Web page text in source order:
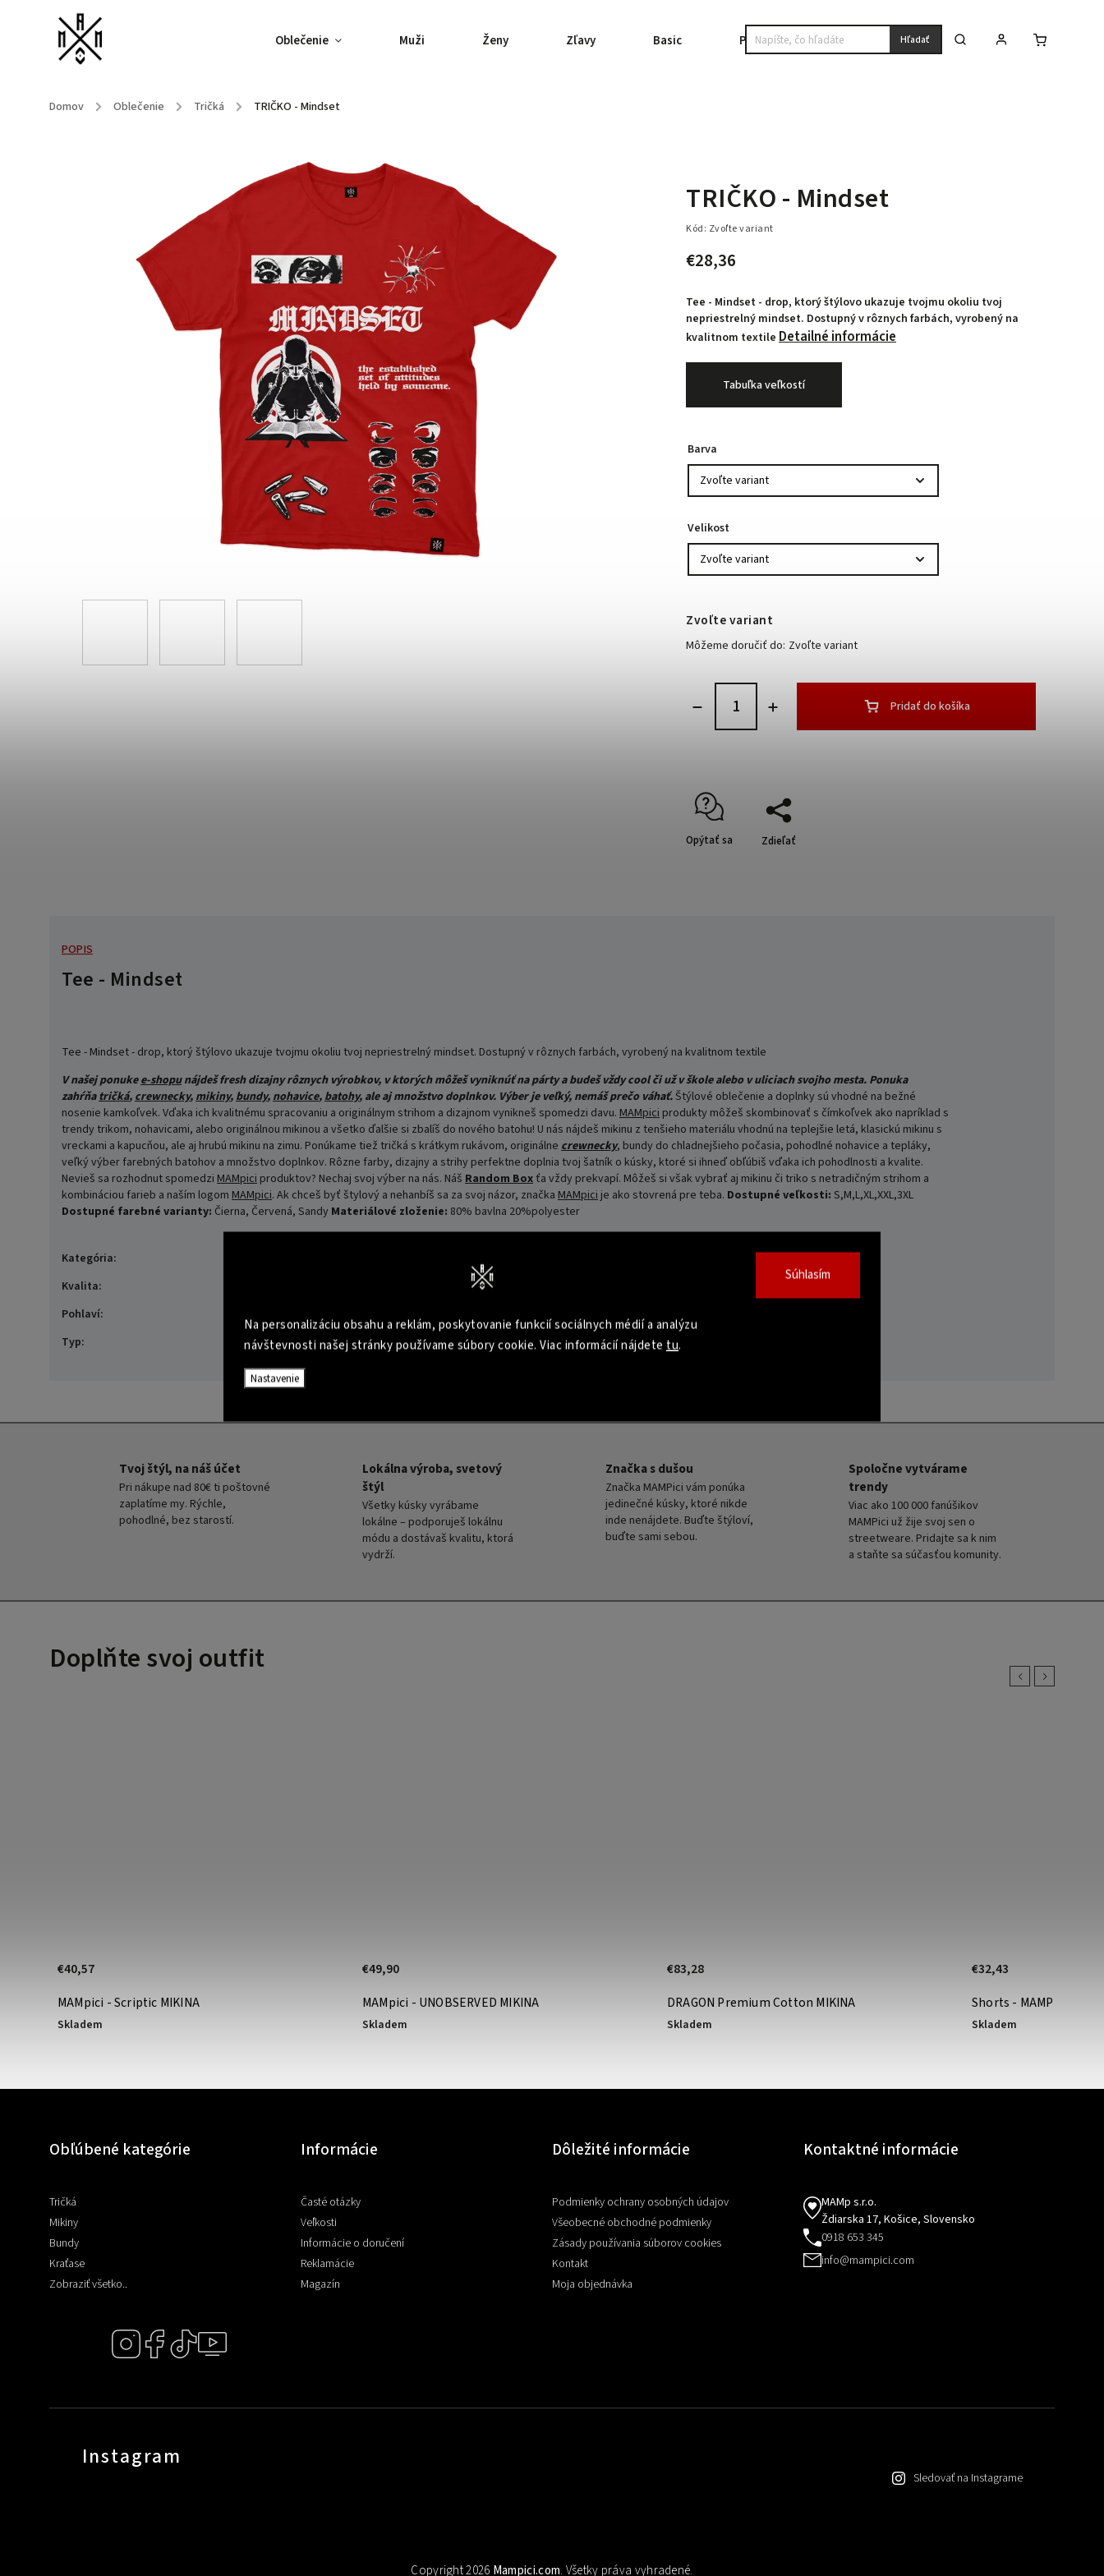
Na personalizáciu obsahu a reklám, poskytovanie funkcií sociálnych médií a analýzu
návštevnosti našej stránky používame súbory cookie. Viac informácií nájdete tu.
Nastavenie
Súhlasím
Hľadať
Oblečenie Muži Ženy Zľavy Basic Premium
Domov / Oblečenie / Tričká / TRIČKO - Mindset
TRIČKO - Mindset
Kód: Zvoľte variant
€28,36
Tee - Mindset - drop, ktorý štýlovo ukazuje tvojmu okoliu tvoj
nepriestrelný mindset. Dostupný v rôznych farbách, vyrobený na
kvalitnom textile Detailné informácie
Tabuľka veľkostí
Barva
Velikost
Zvoľte variant
Môžeme doručiť do: Zvoľte variant
Pridať do košíka
Opýtať sa Zdieľať
POPIS
Tee - Mindset
Tee - Mindset - drop, ktorý štýlovo ukazuje tvojmu okoliu tvoj nepriestrelný mindset. Dostupný v rôznych farbách, vyrobený na kvalitnom textile
V našej ponukee-shopunájdeš fresh dizajny rôznych výrobkov, v ktorých môžeš vyniknúť na párty a budeš vždy cool či už v škole alebo v uliciach svojho mesta. Ponuka
zahŕňatričká, crewnecky, mikiny, bundy, nohavice, batohy, ale aj množstvo doplnkov. Výber je veľký, nemáš prečo váhať.Štýlové oblečenie a doplnky sú vhodné na bežné
nosenie kamkoľvek. Vďaka ich kvalitnému spracovaniu a originálnym strihom a dizajnom vynikneš spomedzi davu. MAMpici produkty môžeš skombinovať s čímkoľvek ako napríklad s
trendy trikom, nohavicami, alebo originálnou mikinou a všetko ďalšie si zbalíš do nového batohu! U nás nájdeš mikinu z tenšieho materiálu vhodnú na teplejšie letá, klasickú mikinu s
vreckami a kapucňou, ale aj hrubú mikinu na zimu. Ponúkame tiež tričká s krátkym rukávom, originálne crewnecky, bundy do chladnejšieho počasia, pohodlné nohavice a tepláky,
veľký výber farebných batohov a množstvo doplnkov. Rôzne farby, dizajny a strihy perfektne doplnia tvoj šatník o kúsky, ktoré si ihneď obľúbiš vďaka ich pohodlnosti a kvalite.
Nevieš sa rozhodnut spomedzi MAMpici produktov? Nechaj svoj výber na nás. Náš Random Box ťa vždy prekvapí. Môžeš si však vybrať aj mikinu či triko s netradičným strihom a
kombináciou farieb a naším logom MAMpici. Ak chceš byť štylový a nehanbíš sa za svoj názor, značka MAMpici je ako stovrená pre teba. Dostupné veľkosti: S,M,L,XL,XXL,3XL
Dostupné farebné varianty: Čierna, Červená, Sandy Materiálové zloženie: 80% bavlna 20%polyester
Kategória:
Kvalita:
Pohlaví:
Typ: FASHION
Tvoj štýl, na náš účet
Pri nákupe nad 80€ ti poštovné
zaplatíme my. Rýchle,
pohodlné, bez starostí.
Lokálna výroba, svetový
štýl
Všetky kúsky vyrábame
lokálne – podporuješ lokálnu
módu a dostávaš kvalitu, ktorá
vydrží.
Značka s dušou
Značka MAMPici vám ponúka
jedinečné kúsky, ktoré nikde
inde nenájdete. Buďte štýloví,
buďte sami sebou.
Spoločne vytvárame
trendy
Viac ako 100 000 fanúšikov
MAMPici už žije svoj sen o
streetweare. Pridajte sa k nim
a staňte sa súčasťou komunity.
Doplňte svoj outfit Previous
MAMpici - Scriptic MIKINA
Skladem
€40,57
MAMpici - UNOBSERVED MIKINA
Skladem
€49,90
DRAGON Premium Cotton MIKINA
Skladem
€83,28
Shorts - MAMPICI
Skladem
€32,43
Next
Obľúbené kategórie
Tričká
Mikiny
Bundy
Kraťase
Zobraziť všetko..
Informácie
Časté otázky
Veľkosti
Informácie o doručení
Reklamácie
Magazín
Dôležité informácie
Podmienky ochrany osobných údajov
Všeobecné obchodné podmienky
Zásady používania súborov cookies
Kontakt
Moja objednávka
Kontaktné informácie
MAMp s.r.o.
Ždiarska 17, Košice, Slovensko
0918 653 345
info@mampici.com
Instagram
Sledovať na Instagrame
Copyright 2026 Mampici.com. Všetky práva vyhradené.